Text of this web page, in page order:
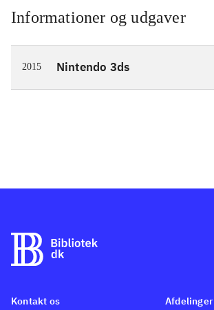
Informationer og udgaver
2015 Nintendo 3ds
Kontakt os Afdelinger